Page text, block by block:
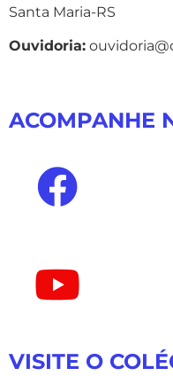
Santa Maria-RS
Ouvidoria:
ACOMPANHE
VISITE O